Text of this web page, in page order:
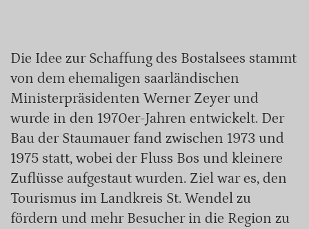
Die Idee zur Schaffung des Bostalsees stammt
von dem ehemaligen saarländischen
Ministerpräsidenten Werner Zeyer und
wurde in den 1970er-Jahren entwickelt. Der
Bau der Staumauer fand zwischen 1973 und
1975 statt, wobei der Fluss Bos und kleinere
Zuflüsse aufgestaut wurden. Ziel war es, den
Tourismus im Landkreis St. Wendel zu
fördern und mehr Besucher in die Region zu